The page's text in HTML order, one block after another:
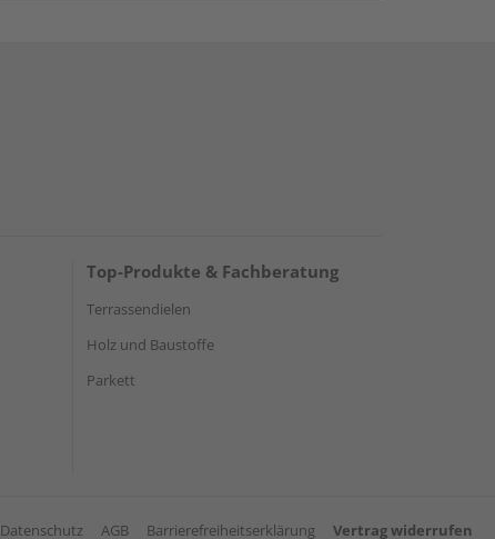
Top-Produkte & Fachberatung
Terrassendielen
Holz und Baustoffe
Parkett
Datenschutz AGB Barrierefreiheitserklärung Vertrag widerrufen